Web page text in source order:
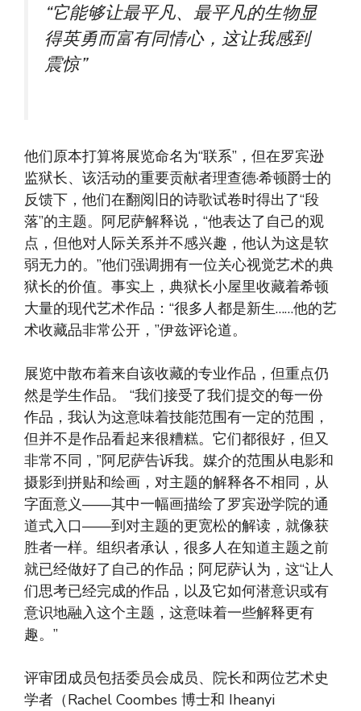
“它能够让最平凡、最平凡的生物显
得英勇而富有同情心，这让我感到
震惊”
他们原本打算将展览命名为“联系”，但在罗宾逊
监狱长、该活动的重要贡献者理查德·希顿爵士的
反馈下，他们在翻阅旧的诗歌试卷时得出了“段
落”的主题。阿尼萨解释说，“他表达了自己的观
点，但他对人际关系并不感兴趣，他认为这是软
弱无力的。”他们强调拥有一位关心视觉艺术的典
狱长的价值。事实上，典狱长小屋里收藏着希顿
大量的现代艺术作品：“很多人都是新生……他的艺
术收藏品非常公开，”伊兹评论道。
展览中散布着来自该收藏的专业作品，但重点仍
然是学生作品。 “我们接受了我们提交的每一份
作品，我认为这意味着技能范围有一定的范围，
但并不是作品看起来很糟糕。它们都很好，但又
非常不同，”阿尼萨告诉我。媒介的范围从电影和
摄影到拼贴和绘画，对主题的解释各不相同，从
字面意义——其中一幅画描绘了罗宾逊学院的通
道式入口——到对主题的更宽松的解读，就像获
胜者一样。组织者承认，很多人在知道主题之前
就已经做好了自己的作品；阿尼萨认为，这“让人
们思考已经完成的作品，以及它如何潜意识或有
意识地融入这个主题，这意味着一些解释更有
趣。”
评审团成员包括委员会成员、院长和两位艺术史
学者（Rachel Coombes 博士和 Iheanyi